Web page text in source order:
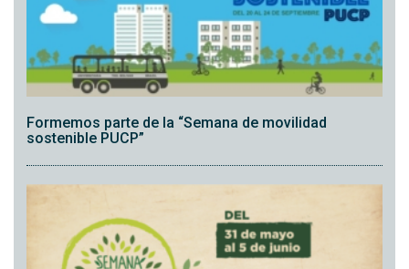
Formemos parte de la “Semana de movilidad
sostenible PUCP”